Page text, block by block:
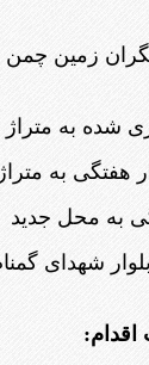
به متراژ ۴۵۰۰متر
متراژ ۱۵۰۰۰متر مربع
به محل جدید